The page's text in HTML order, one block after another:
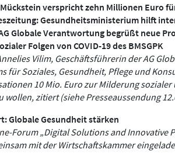
Mückstein verspricht zehn Millionen Euro
Gesundheitsministerium hilft
Globale Verantwortung begrüßt neue
Folgen von COVID-19 des BMSGPK
Vilim, Geschäftsführerin der AG
für Soziales, Gesundheit, Pflege und
10 Mio. Euro zur Milderung sozialer
wollen, zitiert (siehe Presseaussendung
Globale Gesundheit stärken
Forum „Digital Solutions and Innovative
mit der Wirtschaftskammer